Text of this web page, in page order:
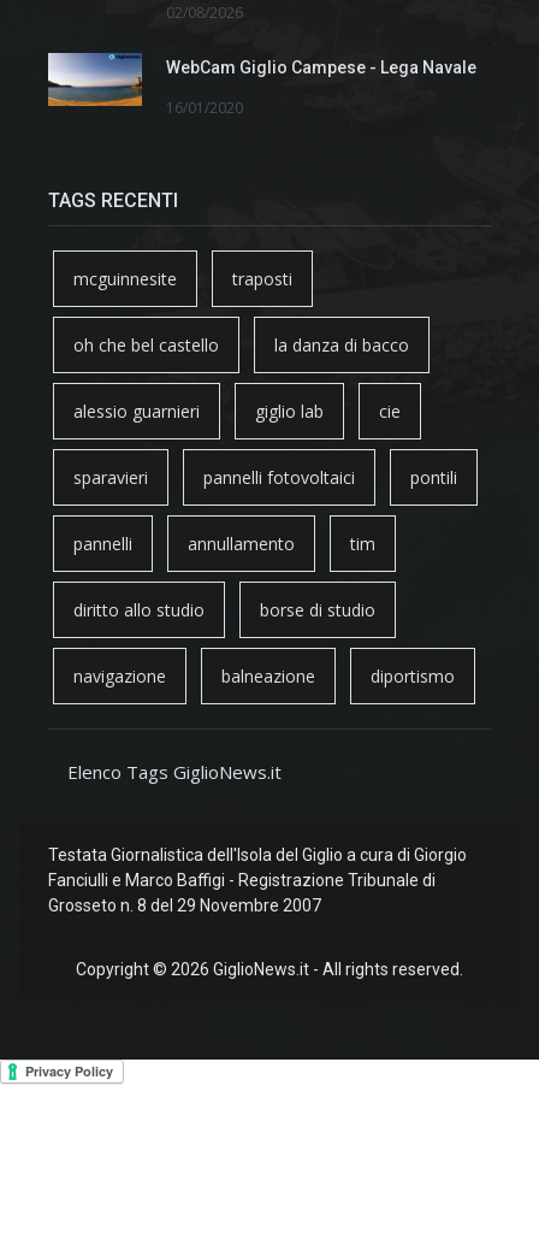
02/08/2026
WebCam Giglio Campese - Lega Navale
16/01/2020
TAGS RECENTI
mcguinnesite traposti
oh che bel castello la danza di bacco
alessio guarnieri giglio lab cie
sparavieri pannelli fotovoltaici pontili
pannelli annullamento tim
diritto allo studio borse di studio
navigazione balneazione diportismo
Elenco Tags GiglioNews.it
Testata Giornalistica dell'Isola del Giglio a cura di Giorgio
Fanciulli e Marco Baffigi - Registrazione Tribunale di
Grosseto n. 8 del 29 Novembre 2007
Copyright © 2026 GiglioNews.it - All rights reserved.